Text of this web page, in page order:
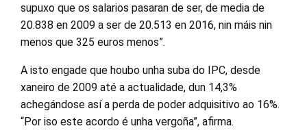
supuxo que os salarios pasaran de ser, de media de
20.838 en 2009 a ser de 20.513 en 2016, nin máis nin
menos que 325 euros menos”.
A isto engade que houbo unha suba do IPC, desde
xaneiro de 2009 até a actualidade, dun 14,3%
achegándose así a perda de poder adquisitivo ao 16%.
“Por iso este acordo é unha vergoña”, afirma.